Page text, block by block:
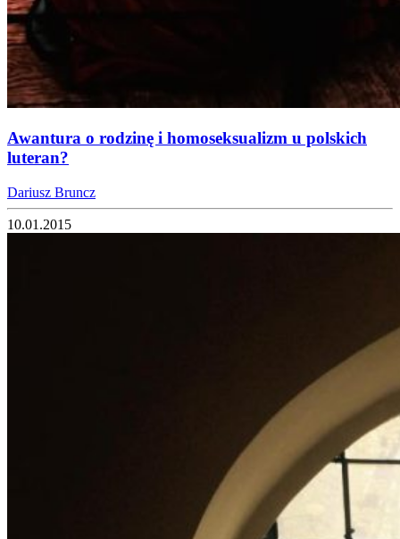
Awantura o rodzinę i homoseksualizm u polskich
luteran?
Dariusz Bruncz
10.01.2015